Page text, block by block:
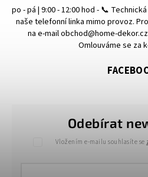
Odebírat
Vložením e-mailu souhlasíte se
po - pá | 9:00 - 12:00 hod - 📞
naše telefonní linka mimo provoz.
na e-mail obchod@home-
Omlouváme se za